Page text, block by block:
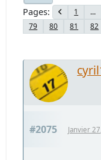
Pages 1 ...
79
80 81 82
#2075 Janvier